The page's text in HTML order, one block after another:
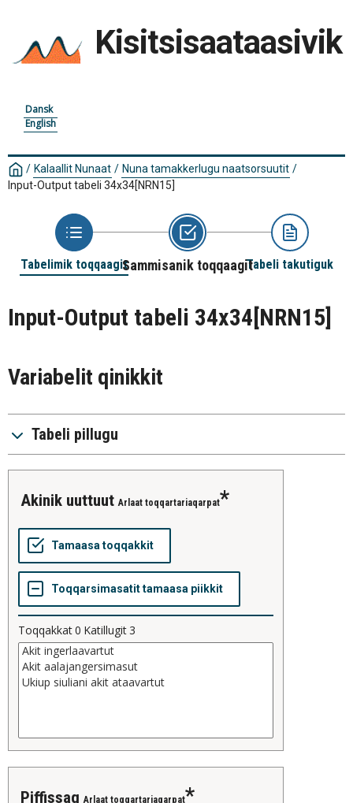
Kisitsisaataasivik
Dansk
English
/ Kalaallit Nunaat / Nuna tamakkerlugu naatsorsuutit /
Input-Output tabeli 34x34[NRN15]
Tabelimik toqqaagitSammisanik toqqaagitTabeli takutiguk
Input-Output tabeli 34x34 [NRN15]
Variabelit qinikkit
Tabeli pillugu
akinik uuttuut Arlaat toqqartariaqarpat
Toqqakkat0 Katillugit3
piffissaq Arlaat toqqartariaqarpat